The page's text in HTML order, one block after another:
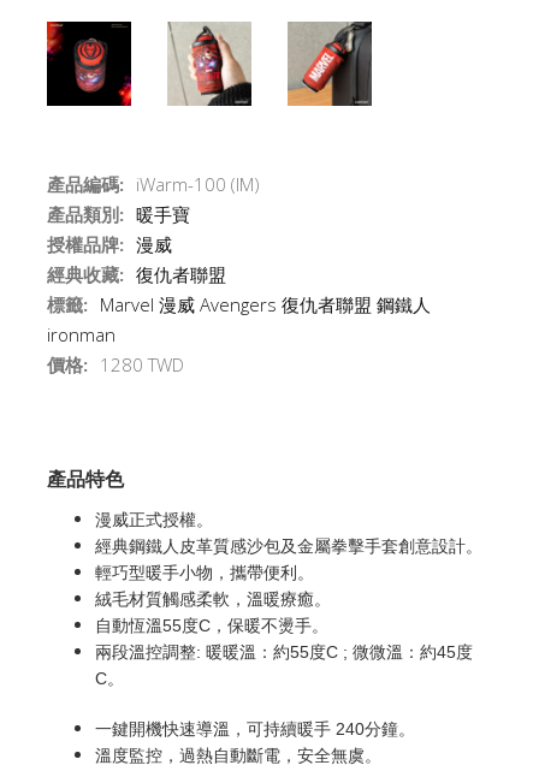
產品編碼: iWarm-100 (IM)
產品類別: 暖手寶
授權品牌: 漫威
經典收藏: 復仇者聯盟
標籤: Marvel 漫威 Avengers 復仇者聯盟 鋼鐵人
ironman
價格: 1280 TWD
產品特色
漫威正式授權。
經典鋼鐵人皮革質感沙包及金屬拳擊手套創意設計。
輕巧型暖手小物，攜帶便利。
絨毛材質觸感柔軟，溫暖療癒。
自動恆溫55度C，保暖不燙手。
兩段溫控調整: 暖暖溫：約55度C ; 微微溫：約45度
C。
一鍵開機快速導溫，可持續暖手 240分鐘。
溫度監控，過熱自動斷電，安全無虞。